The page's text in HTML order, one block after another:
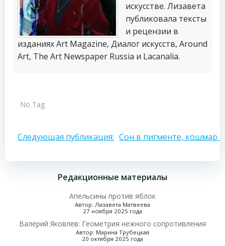
искусстве. Лизавета
публиковала тексты
и рецензии в
изданиях Art Magazine, Диалог искусств, Around
Art, The Art Newspaper Russia и Lacanalia.
No Tag
Навигация
по
записям
Следующая публикация: Сон в пигменте, кошмар
Редакционные материалы
Апельсины против яблок
Автор: Лизавета Матвеева
27 ноября 2025 года
Валерий Яковлев: Геометрия нежного сопротивления
Автор: Марина Трубецкая
20 октября 2025 года